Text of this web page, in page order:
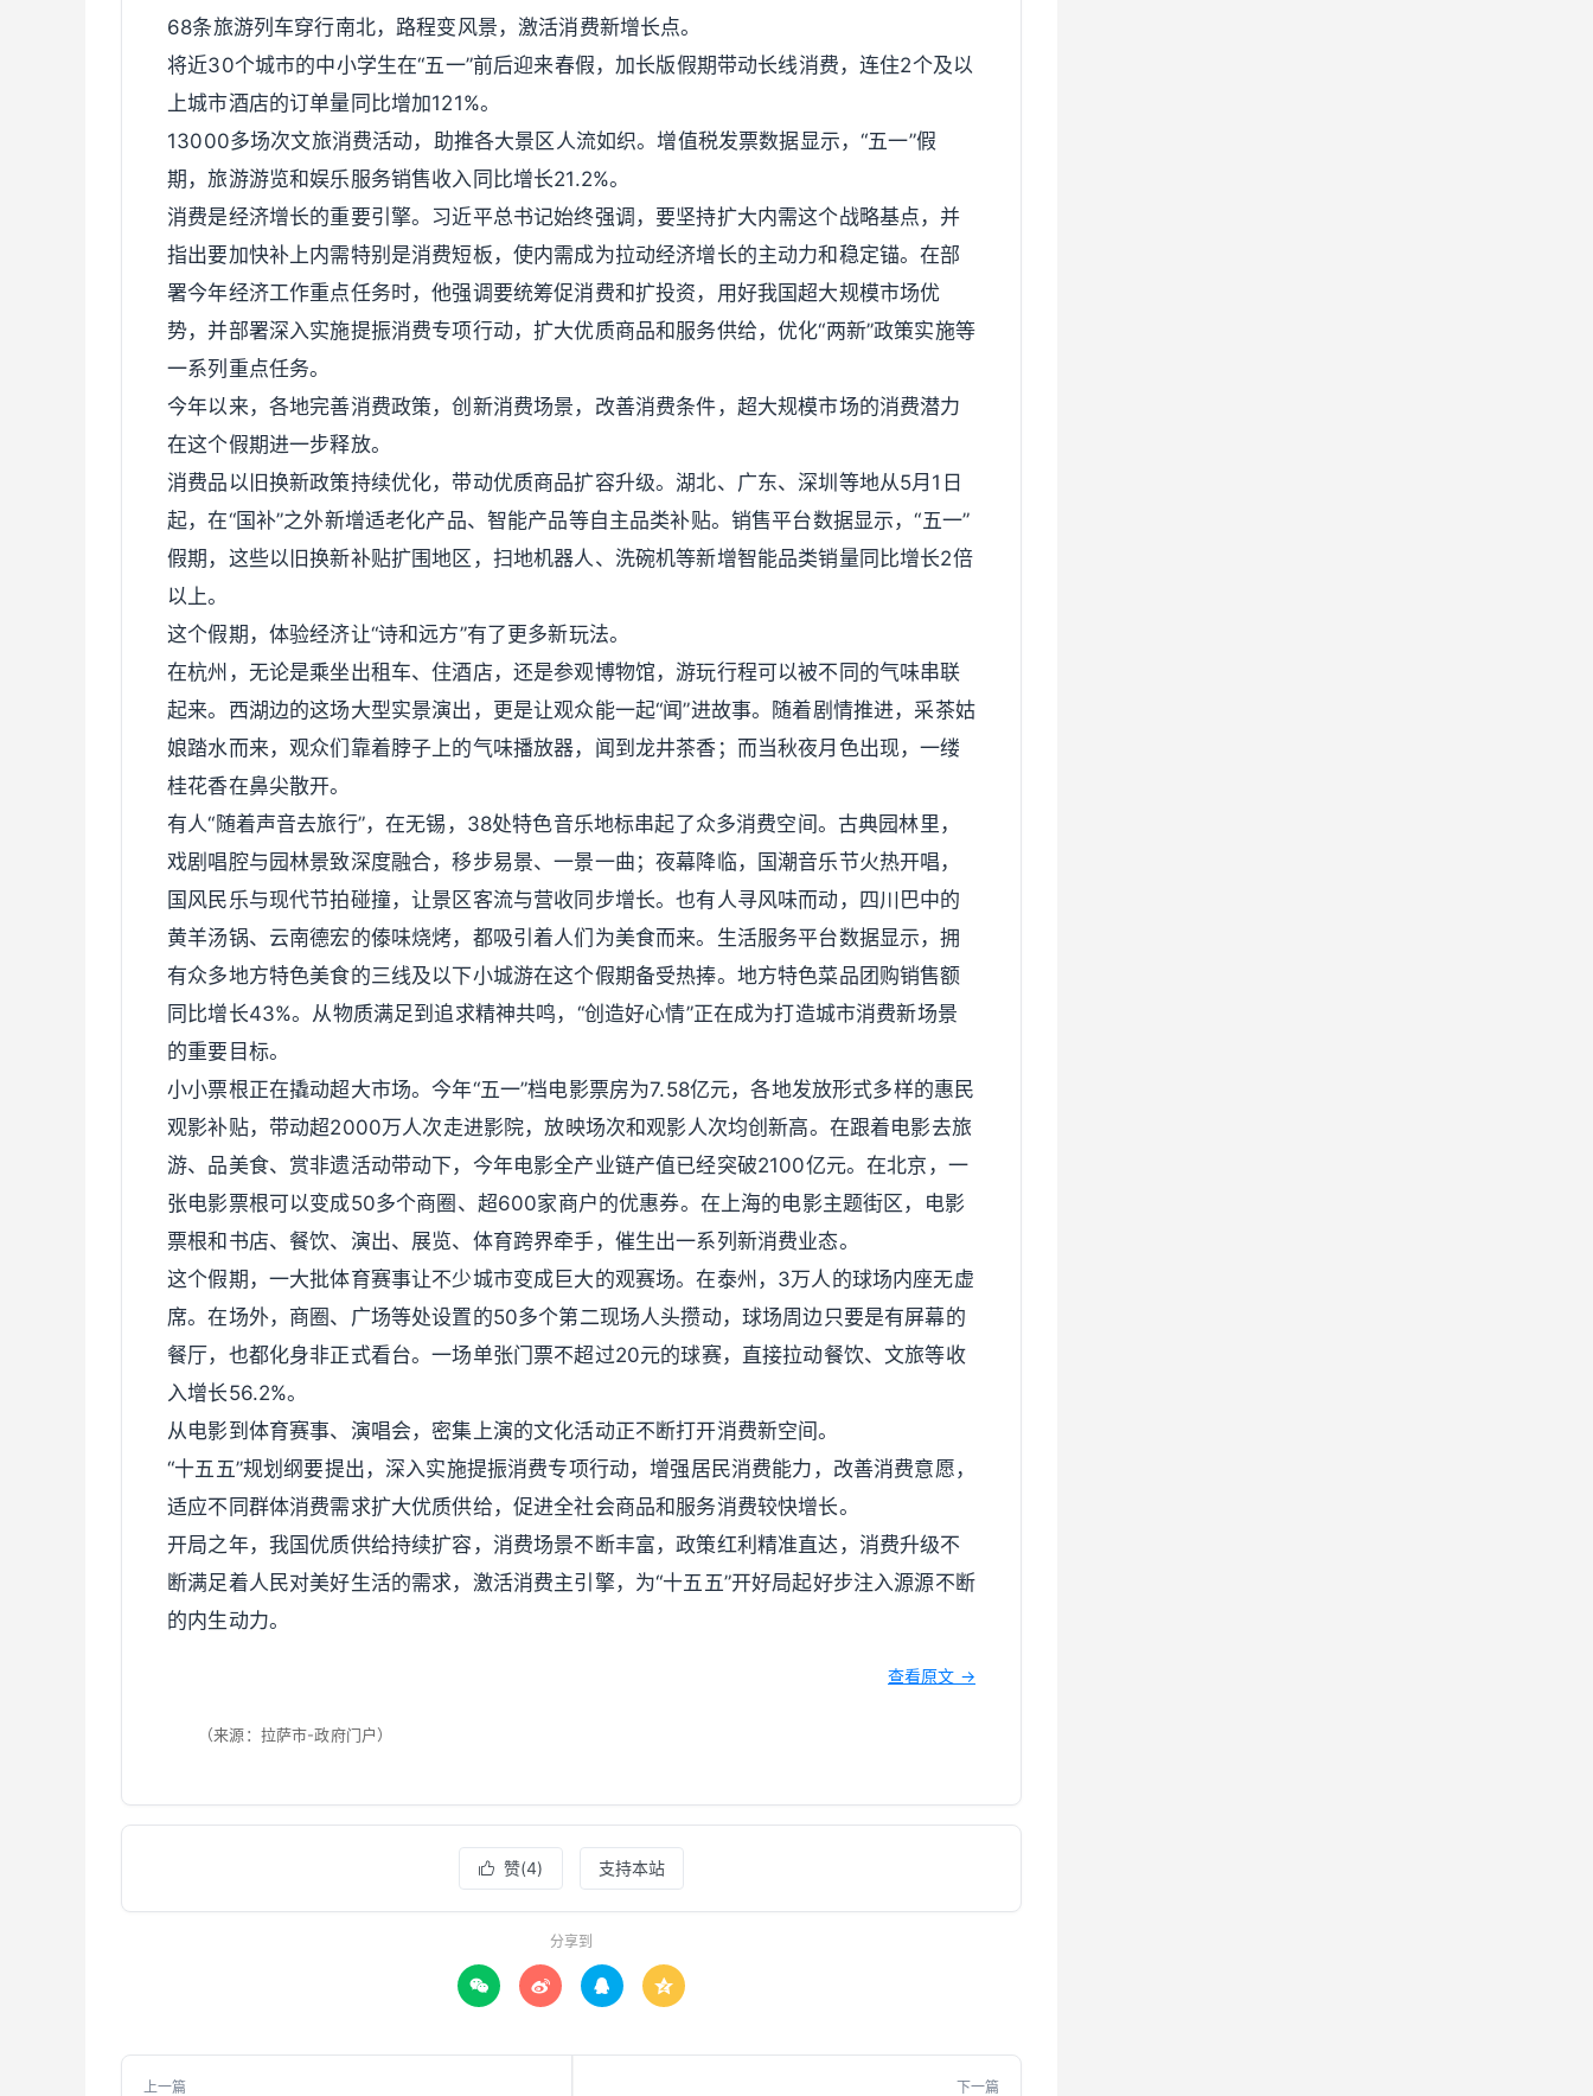
68条旅游列车穿行南北，路程变风景，激活消费新增长点。
将近30个城市的中小学生在“五一”前后迎来春假，加长版假期带动长线消费，连住2个及以
上城市酒店的订单量同比增加121%。
13000多场次文旅消费活动，助推各大景区人流如织。增值税发票数据显示，“五一”假
期，旅游游览和娱乐服务销售收入同比增长21.2%。
消费是经济增长的重要引擎。习近平总书记始终强调，要坚持扩大内需这个战略基点，并
指出要加快补上内需特别是消费短板，使内需成为拉动经济增长的主动力和稳定锚。在部
署今年经济工作重点任务时，他强调要统筹促消费和扩投资，用好我国超大规模市场优
势，并部署深入实施提振消费专项行动，扩大优质商品和服务供给，优化“两新”政策实施等
一系列重点任务。
今年以来，各地完善消费政策，创新消费场景，改善消费条件，超大规模市场的消费潜力
在这个假期进一步释放。
消费品以旧换新政策持续优化，带动优质商品扩容升级。湖北、广东、深圳等地从5月1日
起，在“国补”之外新增适老化产品、智能产品等自主品类补贴。销售平台数据显示，“五一”
假期，这些以旧换新补贴扩围地区，扫地机器人、洗碗机等新增智能品类销量同比增长2倍
以上。
这个假期，体验经济让“诗和远方”有了更多新玩法。
在杭州，无论是乘坐出租车、住酒店，还是参观博物馆，游玩行程可以被不同的气味串联
起来。西湖边的这场大型实景演出，更是让观众能一起“闻”进故事。随着剧情推进，采茶姑
娘踏水而来，观众们靠着脖子上的气味播放器，闻到龙井茶香；而当秋夜月色出现，一缕
桂花香在鼻尖散开。
有人“随着声音去旅行”，在无锡，38处特色音乐地标串起了众多消费空间。古典园林里，
戏剧唱腔与园林景致深度融合，移步易景、一景一曲；夜幕降临，国潮音乐节火热开唱，
国风民乐与现代节拍碰撞，让景区客流与营收同步增长。也有人寻风味而动，四川巴中的
黄羊汤锅、云南德宏的傣味烧烤，都吸引着人们为美食而来。生活服务平台数据显示，拥
有众多地方特色美食的三线及以下小城游在这个假期备受热捧。地方特色菜品团购销售额
同比增长43%。从物质满足到追求精神共鸣，“创造好心情”正在成为打造城市消费新场景
的重要目标。
小小票根正在撬动超大市场。今年“五一”档电影票房为7.58亿元，各地发放形式多样的惠民
观影补贴，带动超2000万人次走进影院，放映场次和观影人次均创新高。在跟着电影去旅
游、品美食、赏非遗活动带动下，今年电影全产业链产值已经突破2100亿元。在北京，一
张电影票根可以变成50多个商圈、超600家商户的优惠券。在上海的电影主题街区，电影
票根和书店、餐饮、演出、展览、体育跨界牵手，催生出一系列新消费业态。
这个假期，一大批体育赛事让不少城市变成巨大的观赛场。在泰州，3万人的球场内座无虚
席。在场外，商圈、广场等处设置的50多个第二现场人头攒动，球场周边只要是有屏幕的
餐厅，也都化身非正式看台。一场单张门票不超过20元的球赛，直接拉动餐饮、文旅等收
入增长56.2%。
从电影到体育赛事、演唱会，密集上演的文化活动正不断打开消费新空间。
“十五五”规划纲要提出，深入实施提振消费专项行动，增强居民消费能力，改善消费意愿，
适应不同群体消费需求扩大优质供给，促进全社会商品和服务消费较快增长。
开局之年，我国优质供给持续扩容，消费场景不断丰富，政策红利精准直达，消费升级不
断满足着人民对美好生活的需求，激活消费主引擎，为“十五五”开好局起好步注入源源不断
的内生动力。
查看原文 →
（来源：拉萨市-政府门户）
 赞(4) 支持本站
分享到
   
上一篇 下一篇